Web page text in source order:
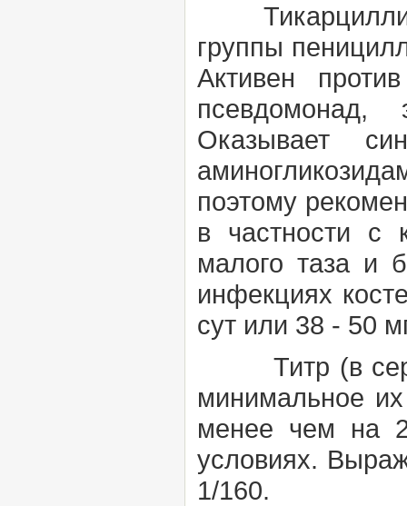
группы
Активен
псевдомонад,
Оказывает
поэтому
в частности с
малого таза и
инфекциях
сут или 38 - 50
Титр (в
минимальное
менее чем на
условиях.
1/160.